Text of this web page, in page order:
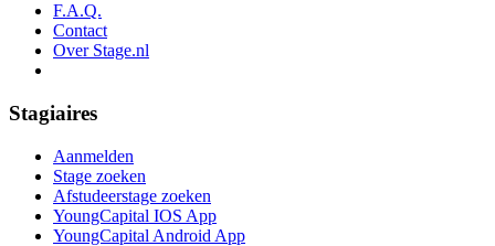
F.A.Q.
Contact
Over Stage.nl
Stagiaires
Aanmelden
Stage zoeken
Afstudeerstage zoeken
YoungCapital IOS App
YoungCapital Android App